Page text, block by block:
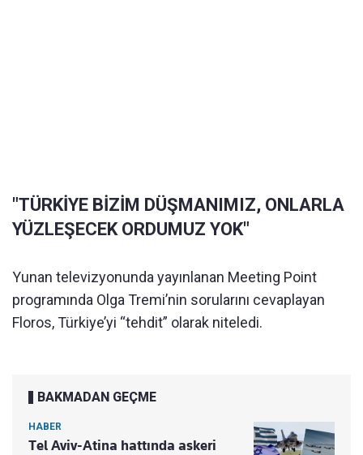
"TÜRKİYE BİZİM DÜŞMANIMIZ, ONLARLA
YÜZLEŞECEK ORDUMUZ YOK"
Yunan televizyonunda yayınlanan Meeting Point
programında Olga Tremi’nin sorularını cevaplayan
Floros, Türkiye’yi “tehdit” olarak niteledi.
BAKMADAN GEÇME
HABER
Tel Aviv-Atina hattında askeri